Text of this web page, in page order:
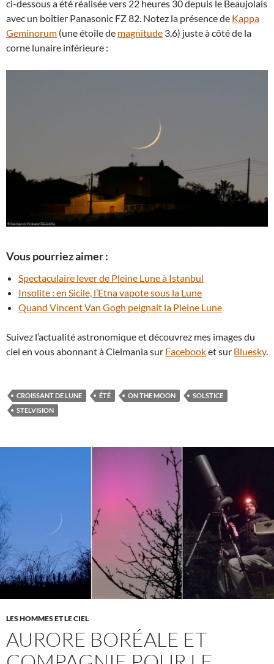
ci-dessous a été réalisée vers 22 heures 30 depuis le Beaujolais
avec un boîtier Panasonic FZ 82. Notez la présence de Kappa
Geminorum (une étoile de magnitude 3,6) juste à côté de la
corne lunaire inférieure :
Vous pourriez aimer :
Spectaculaire lever de Pleine Lune à Istanbul
Insolite : en Sicile, l’Etna vapote sous la Lune
Quand Vincent Van Gogh peignait la Pleine Lune
Suivez l’actualité astronomique et découvrez mes images du
ciel en vous abonnant à Cielmania sur Facebooket sur Bluesky.
CROISSANT DE LUNE ÉTÉ ON THE MOON
SOLSTICE
STELVISION
LES HOMMES ET LE CIEL
AURORE BORÉALE ET